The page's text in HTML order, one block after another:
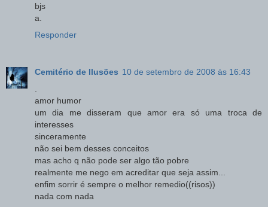
bjs
a.
Responder
Cemitério de Ilusões 10 de setembro de 2008 às 16:43
amor humor
um dia me disseram que amor era só uma troca de
interesses
sinceramente
não sei bem desses conceitos
mas acho q não pode ser algo tão pobre
realmente me nego em acreditar que seja assim...
enfim sorrir é sempre o melhor remedio((risos))
nada com nada